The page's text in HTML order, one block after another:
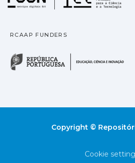
RCAAP FUNDERS
Copyright ©
Cookie